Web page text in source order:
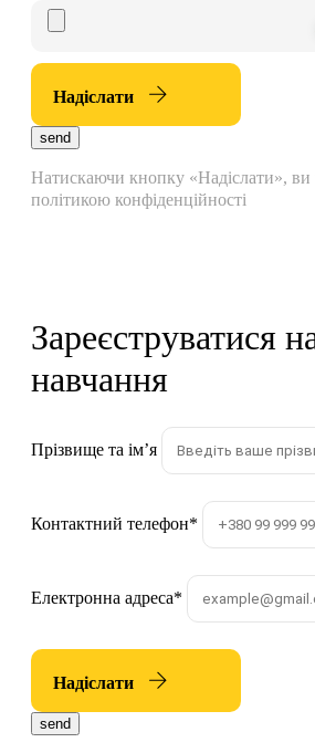
Надіслати
send
Натискаючи кнопку «Надіслати», ви
політикою конфіденційності
Зареєструватися
навчання
Прізвище та імʼя
Контактний телефон*
Електронна адреса*
Надіслати
send